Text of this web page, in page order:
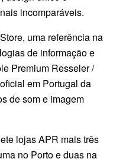
incomparáveis.
uma referência na
de informação e
Premium Resseler /
em Portugal da
de som e imagem
lojas APR mais três
no Porto e duas na